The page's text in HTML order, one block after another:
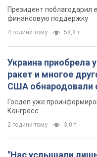
Президент поблагодарил
финансовую поддержку
4 години тому 58,8 т.
Украина приобрела
ракет и многое
США обнародовали
Госдеп уже
Конгресс
2 години тому 3,0 т.
"Нас услышали